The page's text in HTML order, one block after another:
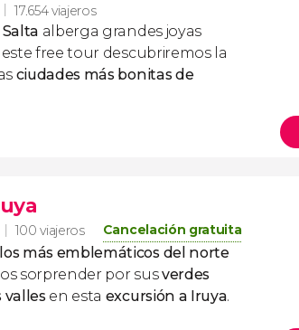
17.654 viajeros
alberga grandes joyas
free tour descubriremos la
ciudades más bonitas de
100 viajeros Cancelación gratuita
más emblemáticos del norte
sorprender por susverdes
vallesen esta excursión a Iruya.